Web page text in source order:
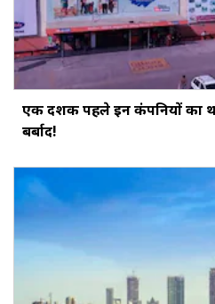
एक दशक पहले इन कंपनियों का
बर्बाद!